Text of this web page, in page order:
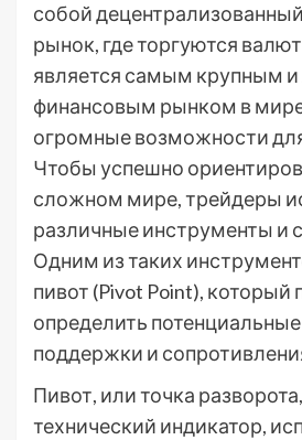
собой
рынок, где торгуются
является самым крупным
финансовым рынком в
огромные возможности
Чтобы успешно
сложном мире, трейдеры
различные инструменты и
Одним из таких
пивот (Pivot Point), который
определить
поддержки и
Пивот, или точка разворота,
технический индикатор,